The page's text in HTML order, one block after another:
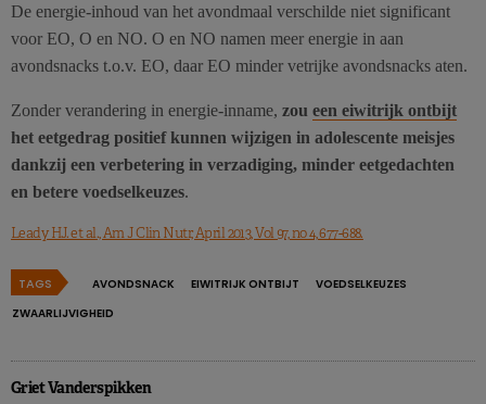
De energie-inhoud van het avondmaal verschilde niet significant
voor EO, O en NO. O en NO namen meer energie in aan
avondsnacks t.o.v. EO, daar EO minder vetrijke avondsnacks aten.
Zonder verandering in energie-inname, zou een eiwitrijk ontbijt
het eetgedrag positief kunnen wijzigen in adolescente meisjes
dankzij een verbetering in verzadiging, minder eetgedachten
en betere voedselkeuzes.
Leady HJ. et al., Am J Clin Nutr, April 2013, Vol 97, no 4, 677-688.
TAGS AVONDSNACK EIWITRIJK ONTBIJT
VOEDSELKEUZES
ZWAARLIJVIGHEID
Griet Vanderspikken